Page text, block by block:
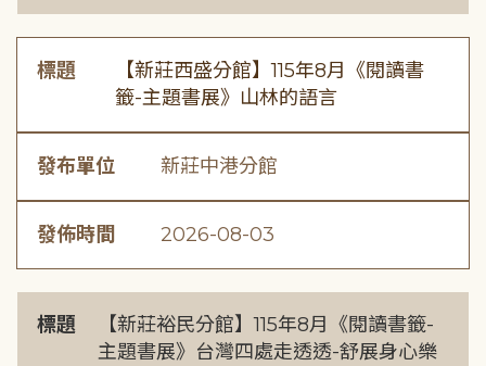
標題
【新莊西盛分館】115年8月《閱讀書
籤-主題書展》山林的語言
發布單位 新莊中港分館
發佈時間 2026-08-03
標題
【新莊裕民分館】115年8月《閱讀書籤-
主題書展》台灣四處走透透-舒展身心樂